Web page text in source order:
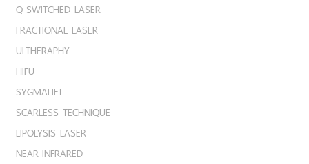
Q-SWITCHED LASER
FRACTIONAL LASER
ULTHERAPHY
HIFU
SYGMALIFT
SCARLESS TECHNIQUE
LIPOLYSIS LASER
NEAR-INFRARED